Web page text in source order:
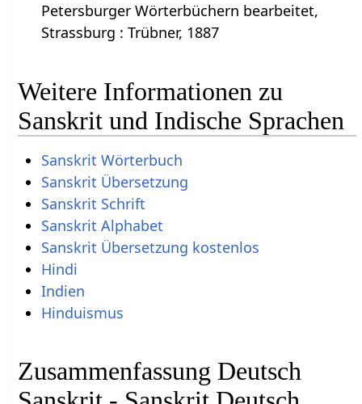
Petersburger Wörterbüchern bearbeitet,
Strassburg : Trübner, 1887
Weitere Informationen zu
Sanskrit und Indische Sprachen
Sanskrit Wörterbuch
Sanskrit Übersetzung
Sanskrit Schrift
Sanskrit Alphabet
Sanskrit Übersetzung kostenlos
Hindi
Indien
Hinduismus
Zusammenfassung Deutsch